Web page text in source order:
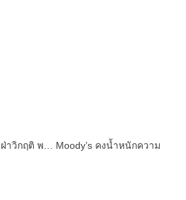
าวิกฤติ พ… Moody’s คงน้ำหนักความ